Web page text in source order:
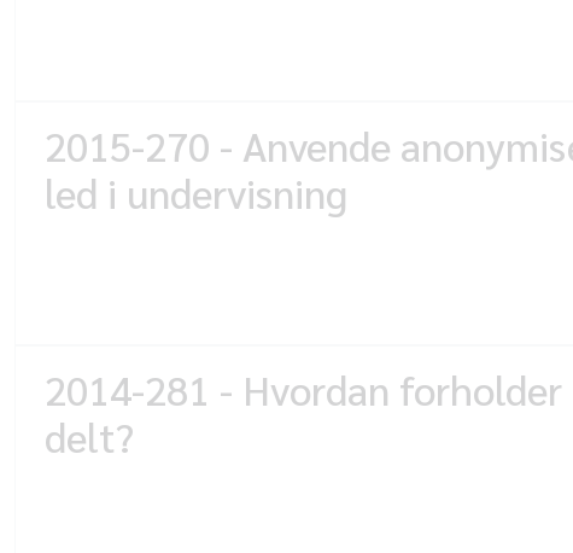
2015-270 - Anvende
led i undervisning
2014-281 - Hvordan
delt?